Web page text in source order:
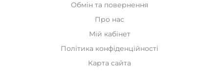
Обмін та повернення
Про нас
Мій кабінет
Політика конфіденційності
Карта сайта